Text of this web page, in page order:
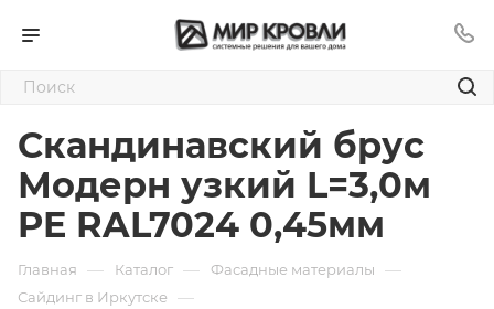
Скандинавский брус
Модерн узкий L=3,0м
PE RAL7024 0,45мм
Главная — Каталог — Фасадные материалы —
Сайдинг в Иркутске —